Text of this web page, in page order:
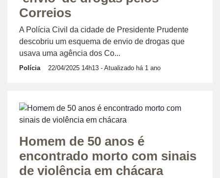
Correios
A Polícia Civil da cidade de Presidente Prudente
descobriu um esquema de envio de drogas que
usava uma agência dos Co...
Polícia 22/04/2025 14h13 - Atualizado há 1 ano
Homem de 50 anos é
encontrado morto com sinais
de violência em chácara